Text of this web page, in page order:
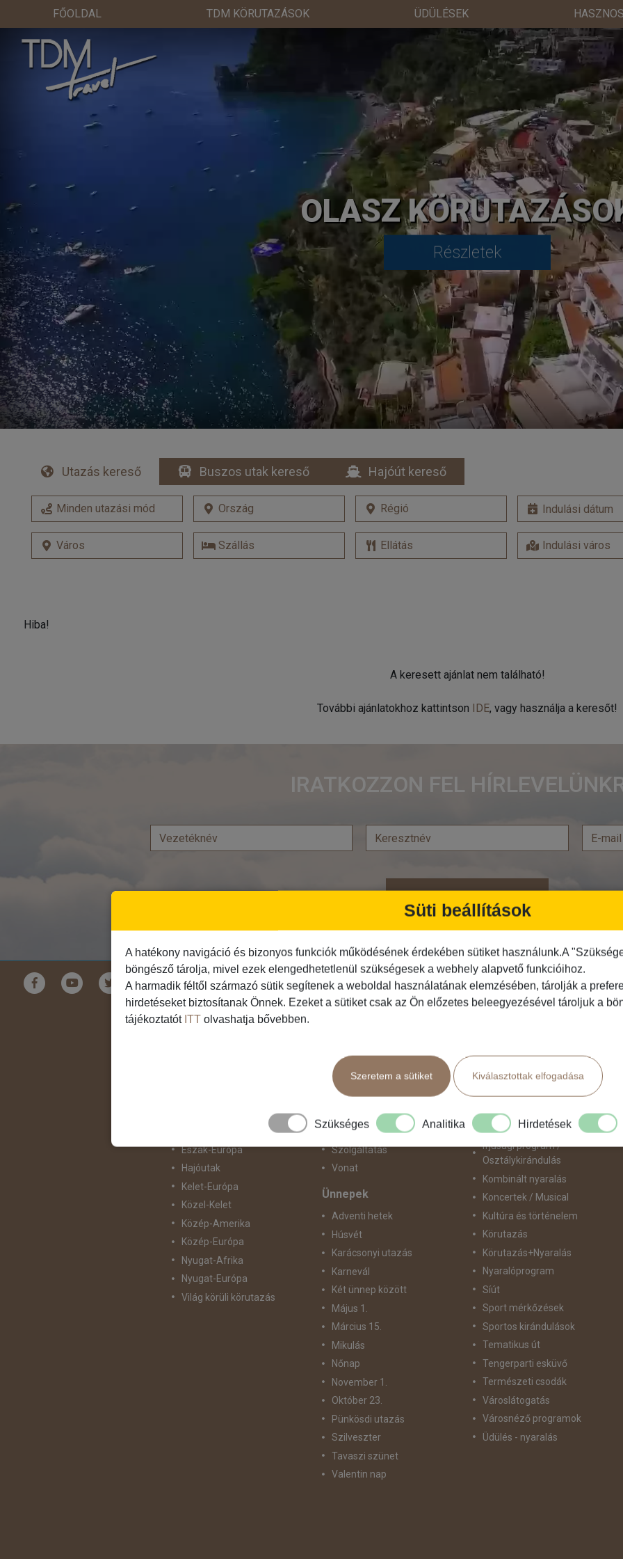
FŐOLDAL TDM KÖRUTAZÁSOK ÜDÜLÉSEK
OLASZ
Részletek
Utazás kereső Buszos utak kereső Hajóút kereső
Hiba!
A keresett ajánlat nem található!
További ajánlatokhoz kattintson IDE, vagy használja a keresőt!
IRATKOZZON FEL
Feliratkozás
Földrészek
Ausztrália
Ázsia
Észak-Európa
Hajóutak
Kelet-Európa
Közel-Kelet
Közép-Amerika
Közép-Európa
Nyugat-Afrika
Nyugat-Európa
Világ körüli körutazás
Közlekedés
Busszal
Fly & Drive
Hajó
repülő+busz
repülő+hajó
Repülővel
Szolgáltatás
Vonat
Ünnepek
Adventi hetek
Húsvét
Karácsonyi utazás
Karnevál
Két ünnep között
Május 1.
Március 15.
Mikulás
Nőnap
November 1.
Október 23.
Pünkösdi utazás
Szilveszter
Tavaszi szünet
Valentin nap
Programtípus
1 napos utak
Egzotikus út
Fesztiválok
Golfút
Gyalogtúra
Hajóút
Ifjúsági program /
Osztálykirándulás
Kombinált nyaralás
Koncertek / Musical
Kultúra és történelem
Körutazás
Körutazás+Nyaralás
Nyaralóprogram
Síút
Sport mérkőzések
Sportos kirándulások
Tematikus út
Tengerparti esküvő
Természeti csodák
Városlátogatás
Városnéző programok
Üdülés - nyaralás
Süti beállítások
A hatékony navigáció és bizonyos funkciók működésének érdekében sütiket használunk.A
böngésző tárolja, mivel ezek elengedhetetlenül szükségesek a webhely alapvető funkcióihoz.
A harmadik féltől származó sütik segítenek a weboldal használatának elemzésében, tárolják a
hirdetéseket biztosítanak Önnek. Ezeket a sütiket csak az Ön előzetes beleegyezésével tároljuk a
tájékoztatót ITT olvashatja bővebben.
Szeretem a sütiket Kiválasztottak elfogadása
Szükséges Analitika Hirdetések